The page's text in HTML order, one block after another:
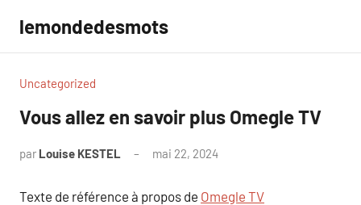
contenu
lemondedesmots
Uncategorized
Vous allez en savoir plus Omegle TV
par Louise KESTEL mai 22, 2024
Texte de référence à propos de Omegle TV